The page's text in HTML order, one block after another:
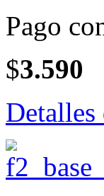
Pago
$3.590
Detalles